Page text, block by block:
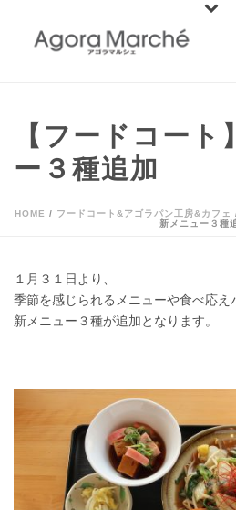
【フードコート
ー３種追加
HOME / フードコート&アゴラパン工房&カフェ
新メニュー３種
１月３１日より、
季節を感じられるメニューや食べ応え
新メニュー３種が追加となります。